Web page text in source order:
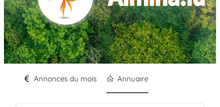
Annonces du mois Annuaire